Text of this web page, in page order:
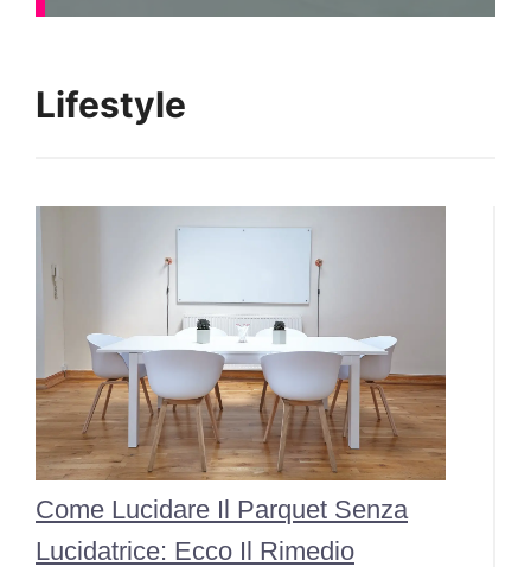
Lifestyle
Come Lucidare Il Parquet Senza
Lucidatrice: Ecco Il Rimedio